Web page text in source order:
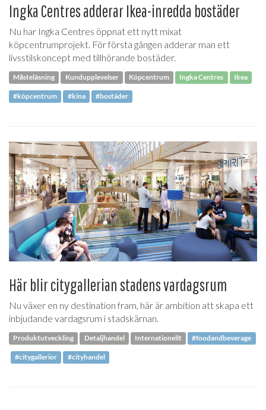
Ingka Centres adderar Ikea-inredda bostäder
Nu har Ingka Centres öppnat ett nytt mixat
köpcentrumprojekt. För första gången adderar man ett
livsstilskoncept med tillhörande bostäder.
Måsteläsning Kundupplevelser Köpcentrum Ingka Centres Ikea
#köpcentrum #kina #bostäder
Här blir citygallerian stadens vardagsrum
Nu växer en ny destination fram, här är ambition att skapa ett
inbjudande vardagsrum i stadskärnan.
Produktutveckling Detaljhandel Internationellt #foodandbeverage
#citygallerior #cityhandel